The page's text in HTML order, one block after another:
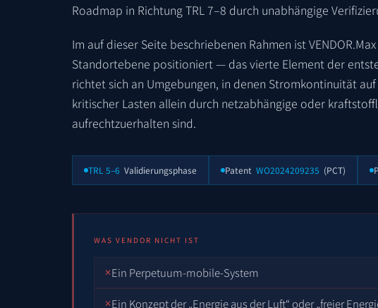
Roadmap in Richtung TRL 7–8 durch unabhängige
Im auf dieser Seite beschriebenen Rahmen ist
Standortebene positioniert — das vierte Element der
richtet sich an Umgebungen, in denen Stromkontinuität
kritischer Lasten allein durch netzabhängige oder
aufrechtzuerhalten sind.
TRL 5–6 Validierungsphase Patent WO2024209235 (PCT)
WAS VENDOR NICHT IST
Ein Perpetuum-mobile-System
Ein Konzept der „Energie aus der Luft“ oder „freier